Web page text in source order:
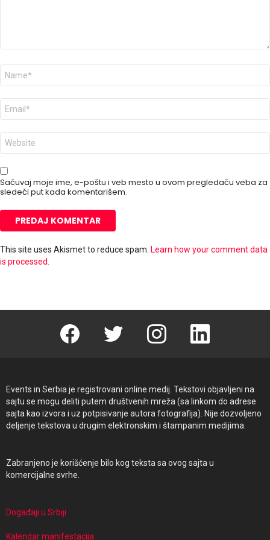
I
m
e
*
E
p
o
t
*
V
b
m
e
s
t
Sačuvaj moje ime, e-poštu i veb mesto u ovom pregledaču veba za
sledeći put kada komentarišem.
This site uses Akismet to reduce spam. Learn how your comment data
is processed.
Facebook Twitter instagram linkedin
Events in Serbia je registrovani online medij. Tekstovi objavljeni na
sajtu se mogu deliti putem društvenih mreža (sa linkom do adrese
sajta kao izvora i uz potpisivanje autora fotografija). Nije dozvoljeno
deljenje tekstova u drugim elektronskim i štampanim medijima.
Zabranjeno je korišćenje bilo kog teksta sa ovog sajta u
komercijalne svrhe.
Događaji u Srbiji
Kalendar manifestacija